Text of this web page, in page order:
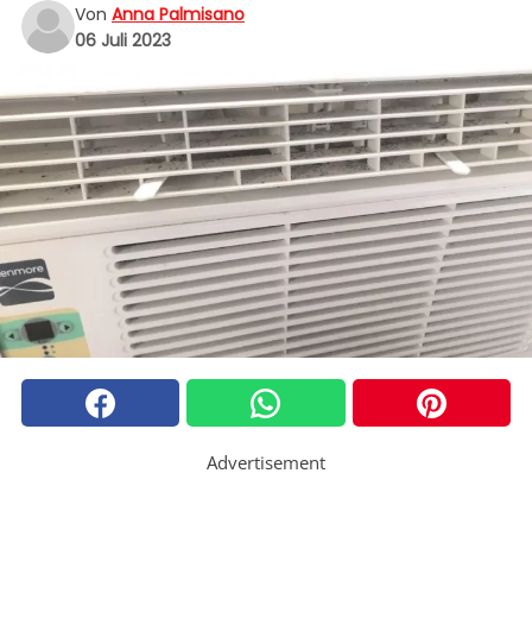
Von Anna Palmisano
06 Juli 2023
Advertisement